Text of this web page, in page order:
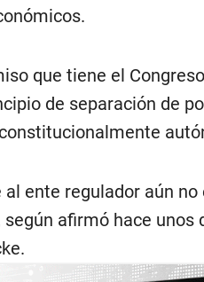
que tiene el
de separación de
ente regulador aún no
afirmó hace unos